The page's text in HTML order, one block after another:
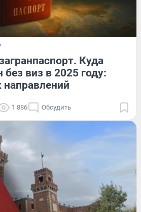
Куда
без виз в 2025 году:
1 886 Обсудить